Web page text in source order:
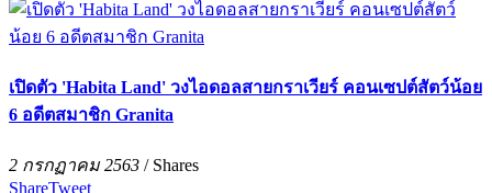
เปิดตัว 'Habita Land' วงไอดอลสายกราเวียร์ คอนเซปต์สัตว์น้อย
6 อดีตสมาชิก Granita
2 กรกฏาคม 2563 / Shares
ShareTweet